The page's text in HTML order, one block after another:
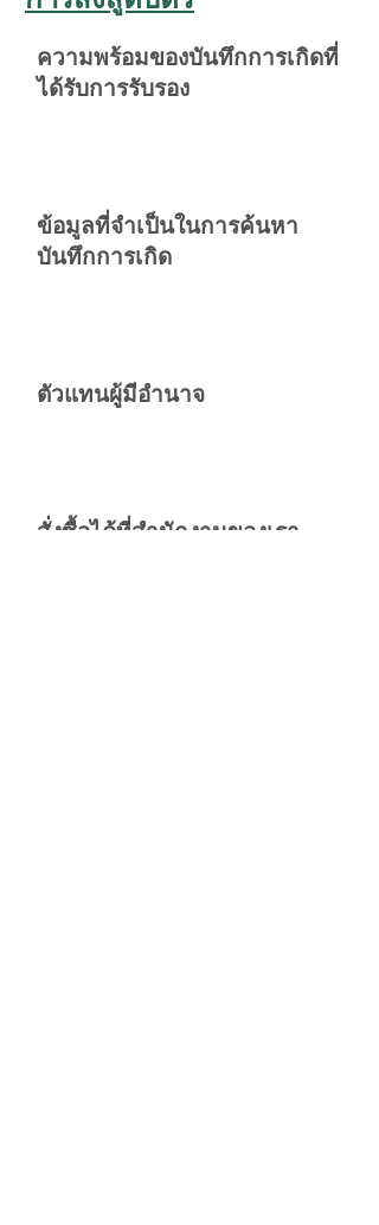
ความพร้อมของบันทึกการเกิดที่
ได้รับการรับรอง
ข้อมูลที่จำเป็นในการค้นหา
บันทึกการเกิด
ตัวแทนผู้มีอำนาจ
สั่งซื้อได้ที่สำนักงานของเรา